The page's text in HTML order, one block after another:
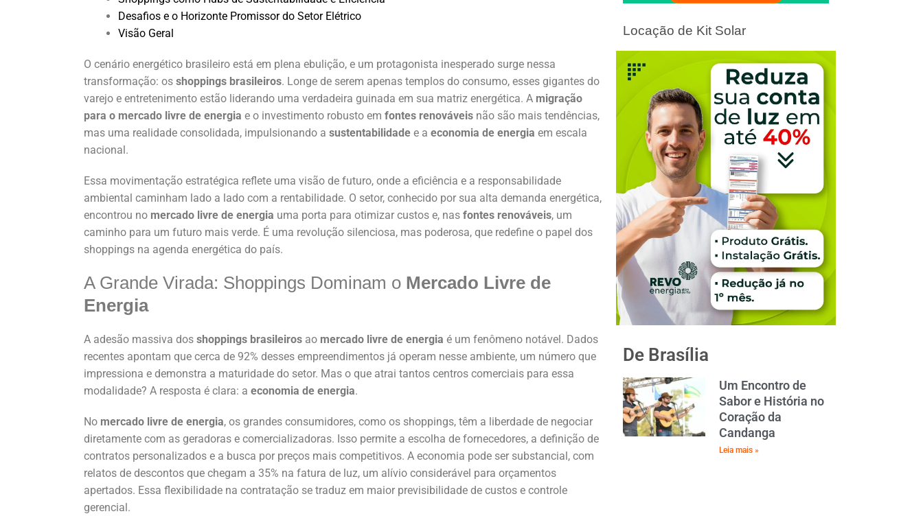
Desafios e o Horizonte Promissor do Setor Elétrico
Visão Geral
O cenário energético brasileiro está em plena ebulição, e um protagonista inesperado surge nessa
transformação: os shoppings brasileiros. Longe de serem apenas templos do consumo, esses gigantes do
varejo e entretenimento estão liderando uma verdadeira guinada em sua matriz energética. A migração
para o mercado livre de energia e o investimento robusto em fontes renováveis não são mais tendências,
mas uma realidade consolidada, impulsionando a sustentabilidade e a economia de energia em escala
nacional.
Essa movimentação estratégica reflete uma visão de futuro, onde a eficiência e a responsabilidade
ambiental caminham lado a lado com a rentabilidade. O setor, conhecido por sua alta demanda energética,
encontrou no mercado livre de energia uma porta para otimizar custos e, nas fontes renováveis, um
caminho para um futuro mais verde. É uma revolução silenciosa, mas poderosa, que redefine o papel dos
shoppings na agenda energética do país.
A Grande Virada: Shoppings Dominam o Mercado Livre de
Energia
A adesão massiva dos shoppings brasileiros ao mercado livre de energia é um fenômeno notável. Dados
recentes apontam que cerca de 92% desses empreendimentos já operam nesse ambiente, um número que
impressiona e demonstra a maturidade do setor. Mas o que atrai tantos centros comerciais para essa
modalidade? A resposta é clara: a economia de energia.
No mercado livre de energia, os grandes consumidores, como os shoppings, têm a liberdade de negociar
diretamente com as geradoras e comercializadoras. Isso permite a escolha de fornecedores, a definição de
contratos personalizados e a busca por preços mais competitivos. A economia pode ser substancial, com
relatos de descontos que chegam a 35% na fatura de luz, um alívio considerável para orçamentos
apertados. Essa flexibilidade na contratação se traduz em maior previsibilidade de custos e controle
gerencial.
Locação de Kit Solar
De Brasília
Um Encontro de
Sabor e História no
Coração da
Candanga
Leia mais »